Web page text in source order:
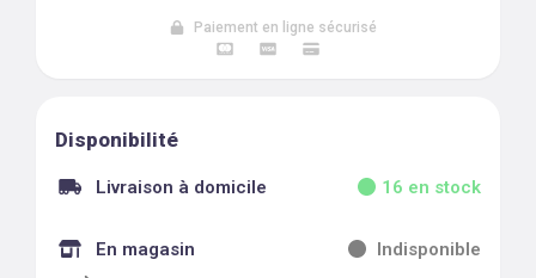
Paiement en ligne sécurisé
Disponibilité
Livraison à domicile 16 en stock
En magasin Indisponible